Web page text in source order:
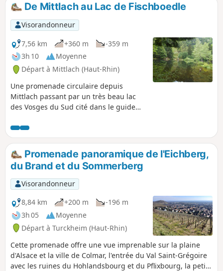
De Mittlach au Lac de Fischboedle
Visorandonneur
7,56 km
+360 m
-359 m
3h 10
Moyenne
Départ à Mittlach (Haut-Rhin)
Une promenade circulaire depuis
Mittlach passant par un très beau lac
des Vosges du Sud cité dans le guide
Promenade panoramique de l'Eichberg,
du Brand et du Sommerberg
Visorandonneur
8,84 km
+200 m
-196 m
3h 05
Moyenne
Départ à Turckheim (Haut-Rhin)
Cette promenade offre une vue imprenable sur la plaine
d'Alsace et la ville de Colmar, l'entrée du Val Saint-Grégoire
avec les ruines du Hohlandsbourg et du Pflixbourg, la petite